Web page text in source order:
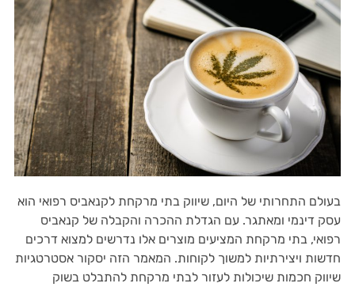
בעולם התחרותי של היום, שיווק בתי מרקחת לקנאביס רפואי הוא
עסק דינמי ומאתגר. עם הגדלת ההכרה והקבלה של קנאביס
רפואי, בתי מרקחת המציעים מוצרים אלו נדרשים למצוא דרכים
חדשות ויצירתיות למשוך לקוחות. המאמר הזה יסקור אסטרטגיות
שיווק חכמות שיכולות לעזור לבתי מרקחת להתבלט בשוק